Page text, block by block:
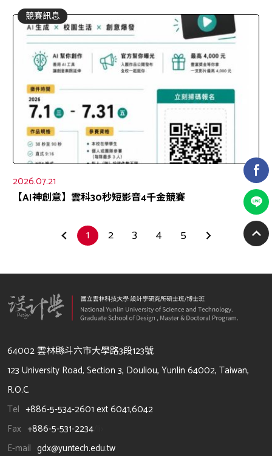
競賽訊息
2026.07.21
【AI神創意】雲科30秒短影音4千金競賽
1 2 3 4 5
64002 雲林縣斗六市大學路3段123號
123 University Road, Section 3, Douliou, Yunlin 64002, Taiwan,
R.O.C.
Tel +886-5-534-2601 ext 6041,6042
Fax +886-5-531-2234
E-mail gdx@yuntech.edu.tw